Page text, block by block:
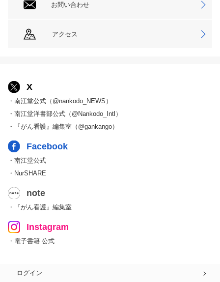
お問い合わせ
アクセス
X
・南江堂公式（@nankodo_NEWS）
・南江堂洋書部公式（@Nankodo_Intl）
・『がん看護』編集室（@gankango）
Facebook
・南江堂公式
・NurSHARE
note
・『がん看護』編集室
Instagram
・電子書籍 公式
ログイン